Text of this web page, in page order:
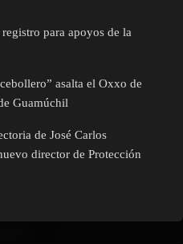
para apoyos de la
asalta el Oxxo de
Guamúchil
de José Carlos
director de Protección